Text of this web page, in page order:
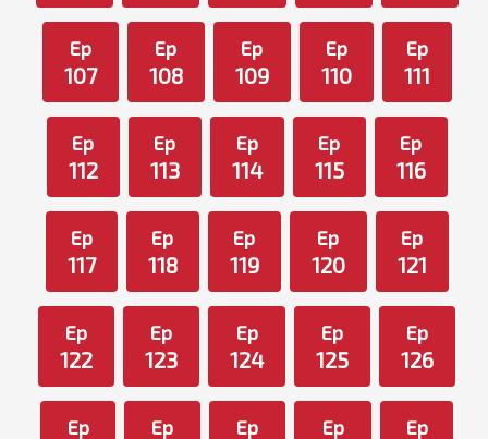
Ep
107
Ep
108
Ep
109
Ep
110
Ep
111
Ep
112
Ep
113
Ep
114
Ep
115
Ep
116
Ep
117
Ep
118
Ep
119
Ep
120
Ep
121
Ep
122
Ep
123
Ep
124
Ep
125
Ep
126
Ep Ep Ep Ep Ep